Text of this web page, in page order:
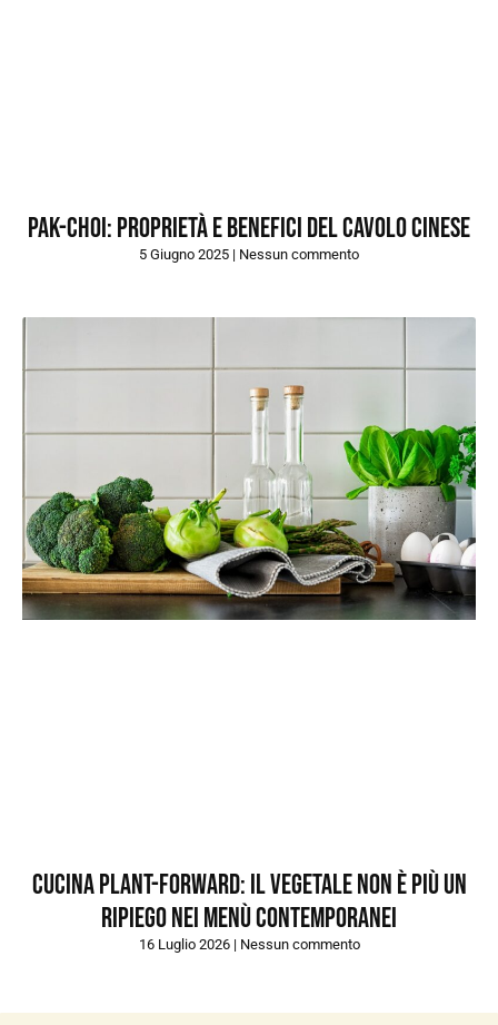
Pak-choi: proprietà e benefici del cavolo cinese
5 Giugno 2025 Nessun commento
Cucina plant-forward: il vegetale non è più un
ripiego nei menù contemporanei
16 Luglio 2026 Nessun commento